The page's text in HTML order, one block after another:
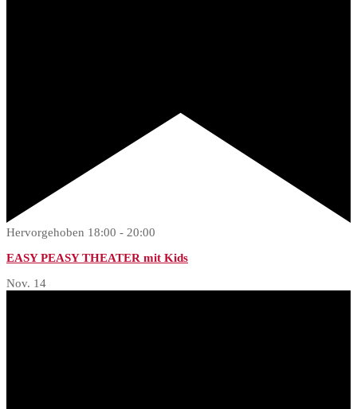
Hervorgehoben 18:00 - 20:00
EASY PEASY THEATER mit Kids
Nov. 14